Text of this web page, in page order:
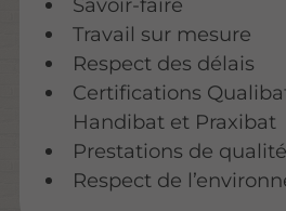
Savoir-faire
Travail sur mesure
Respect des délais
Certifications
Handibat et Praxibat
Prestations de qualité
Respect de